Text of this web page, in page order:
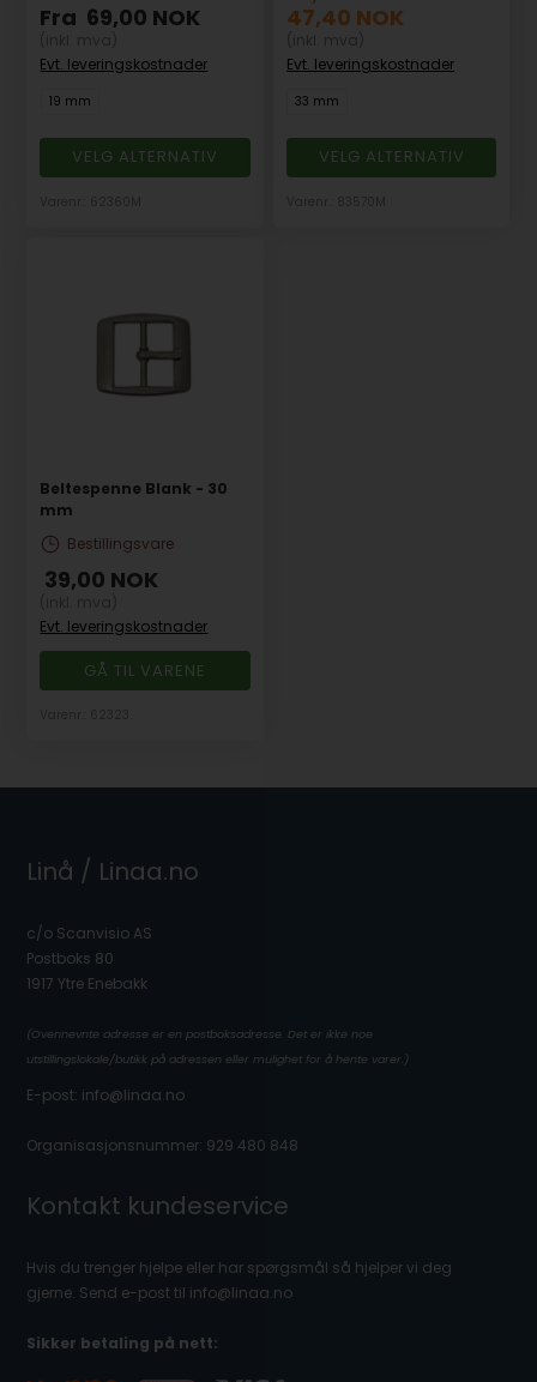
Fra 69,00 NOK
Evt. leveringskostnader
19 mm
VELG ALTERNATIV
47,40 NOK
Evt. leveringskostnader
33 mm
VELG ALTERNATIV
Beltespenne Blank - 30
mm
Bestillingsvare
39,00 NOK
Evt. leveringskostnader
GÅ TIL VARENE
Linå / Linaa.no
c/o Scanvisio AS
Postboks 80
1917 Ytre Enebakk
(Ovennevnte adresse er en postboksadresse. Det er ikke noe
utstillingslokale/butikk på adressen eller mulighet for å hente varer.)
E-post: info@linaa.no
Organisasjonsnummer: 929 480 848
Kontakt kundeservice
Hvis du trenger hjelpe eller har spørgsmål så hjelper vi deg
gjerne. Send e-post til info@linaa.no
Sikker betaling på nett: